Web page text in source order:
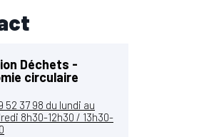
Déchets -
circulaire
52 37 98 du lundi au
8h30-12h30 / 13h30-